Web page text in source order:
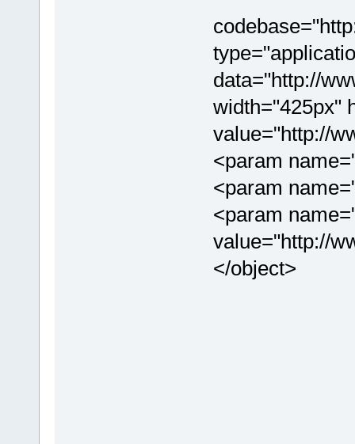
data="http://
width="425px"
value="http://
<param
<param
<param
value="http://
</object>